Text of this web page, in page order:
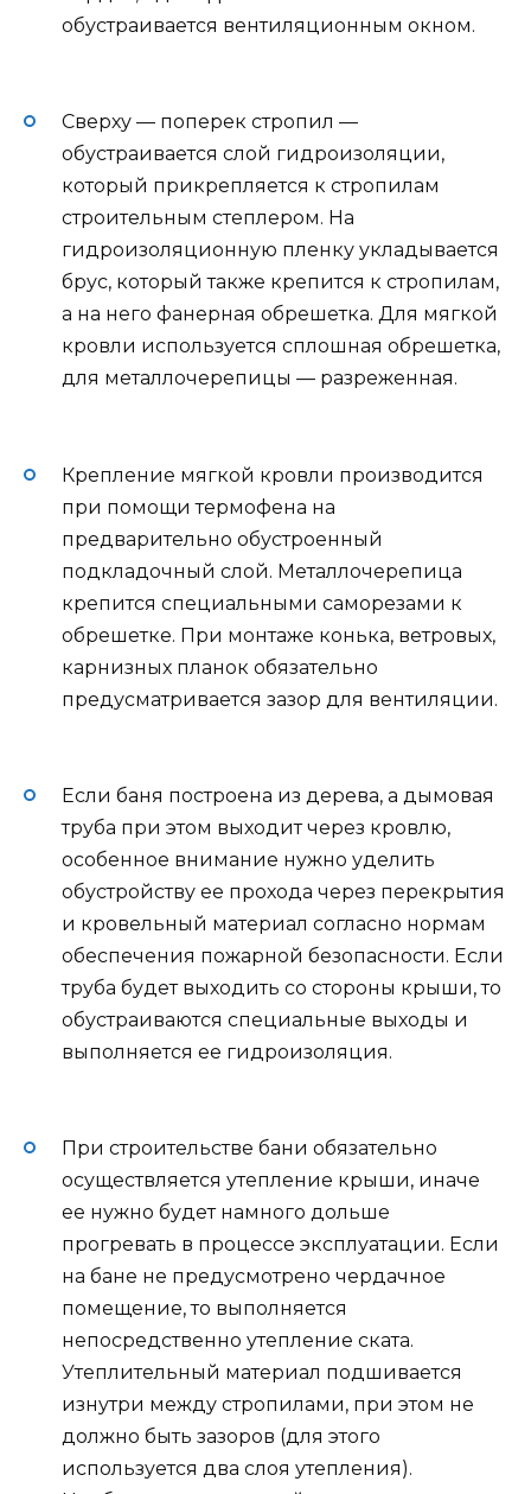
обустраивается вентиляционным окном.
Сверху — поперек стропил —
обустраивается слой гидроизоляции,
который прикрепляется к стропилам
строительным степлером. На
гидроизоляционную пленку укладывается
брус, который также крепится к стропилам,
а на него фанерная обрешетка. Для мягкой
кровли используется сплошная обрешетка,
для металлочерепицы — разреженная.
Крепление мягкой кровли производится
при помощи термофена на
предварительно обустроенный
подкладочный слой. Металлочерепица
крепится специальными саморезами к
обрешетке. При монтаже конька, ветровых,
карнизных планок обязательно
предусматривается зазор для вентиляции.
Если баня построена из дерева, а дымовая
труба при этом выходит через кровлю,
особенное внимание нужно уделить
обустройству ее прохода через перекрытия
и кровельный материал согласно нормам
обеспечения пожарной безопасности. Если
труба будет выходить со стороны крыши, то
обустраиваются специальные выходы и
выполняется ее гидроизоляция.
При строительстве бани обязательно
осуществляется утепление крыши, иначе
ее нужно будет намного дольше
прогревать в процессе эксплуатации. Если
на бане не предусмотрено чердачное
помещение, то выполняется
непосредственно утепление ската.
Утеплительный материал подшивается
изнутри между стропилами, при этом не
должно быть зазоров (для этого
используется два слоя утепления).